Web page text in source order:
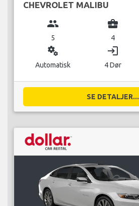
CHEVROLET MALIBU
group
5
business_center
4
miscellaneous_services
Automatisk
login
4 Dør
SE DETALJER...